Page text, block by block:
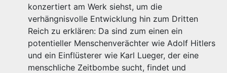
konzertiert am Werk siehst, um die
verhängnisvolle Entwicklung hin zum Dritten
Reich zu erklären: Da sind zum einen ein
potentieller Menschenverächter wie Adolf Hitlers
und ein Einflüsterer wie Karl Lueger, der eine
menschliche Zeitbombe sucht, findet und